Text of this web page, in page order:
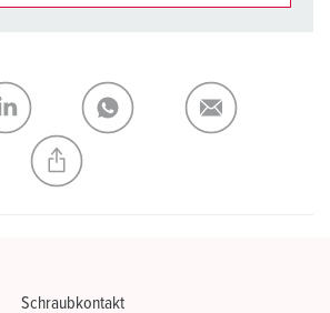
HINZUFÜGEN
LISTE ERSTELLEN
Schraubkontakt